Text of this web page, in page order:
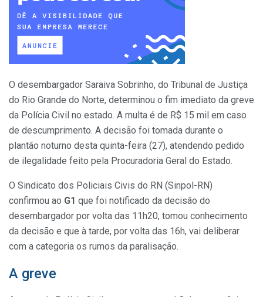
O desembargador Saraiva Sobrinho, do Tribunal de Justiça
do Rio Grande do Norte, determinou o fim imediato da greve
da Polícia Civil no estado. A multa é de R$ 15 mil em caso
de descumprimento. A decisão foi tomada durante o
plantão noturno desta quinta-feira (27), atendendo pedido
de ilegalidade feito pela Procuradoria Geral do Estado.
O Sindicato dos Policiais Civis do RN (Sinpol-RN)
confirmou ao G1 que foi notificado da decisão do
desembargador por volta das 11h20, tomou conhecimento
da decisão e que à tarde, por volta das 16h, vai deliberar
com a categoria os rumos da paralisação.
A greve